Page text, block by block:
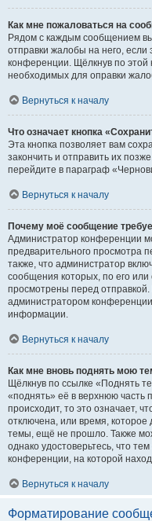
Как мне пожаловаться на
Рядом с каждым сообщением
отправки жалобы на него,
конференции. Щёлкнув по этой
необходимых для оправки
Вернуться к началу
Что означает кнопка
Эта кнопка позволяет вам
закончить и отправить их
перейдите в параграф
Вернуться к началу
Почему моё сообщение
Администратор конференции
предварительного просмотра
также, что администратор
сообщения которых, по его
просмотрены перед
администратором
информации.
Вернуться к началу
Как мне вновь поднять мою
Щёлкнув по ссылке «Поднять
«поднять» её в верхнюю часть
происходит, то это означает,
отключена, или время,
темы, ещё не прошло. Также
однако удостоверьтесь, что
конференции, на которой
Вернуться к началу
Форматирование